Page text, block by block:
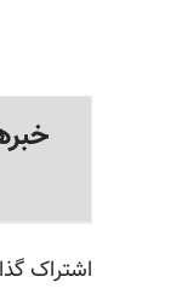
اشتراک